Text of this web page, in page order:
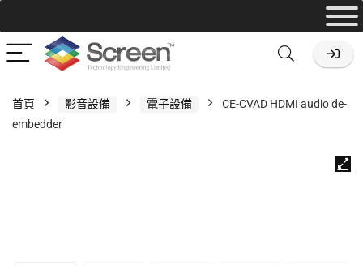
首頁 影音設備 電子設備
CE-CVAD HDMI audio de-
embedder